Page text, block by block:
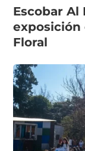
Escobar Al
exposición
Floral